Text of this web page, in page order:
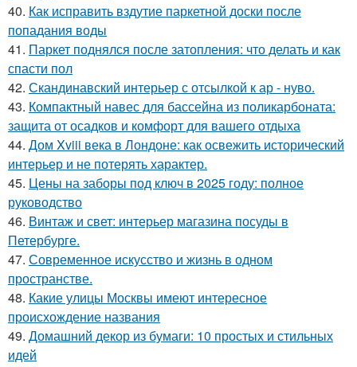
40. Как исправить вздутие паркетной доски после
попадания воды
41. Паркет поднялся после затопления: что делать и как
спасти пол
42. Скандинавский интерьер с отсылкой к ар - нуво.
43. Компактный навес для бассейна из поликарбоната:
защита от осадков и комфорт для вашего отдыха
44. Дом Xviii века в Лондоне: как освежить исторический
интерьер и не потерять характер.
45. Цены на заборы под ключ в 2025 году: полное
руководство
46. Винтаж и свет: интерьер магазина посуды в
Петербурге.
47. Современное искусство и жизнь в одном
пространстве.
48. Какие улицы Москвы имеют интересное
происхождение названия
49. Домашний декор из бумаги: 10 простых и стильных
идей